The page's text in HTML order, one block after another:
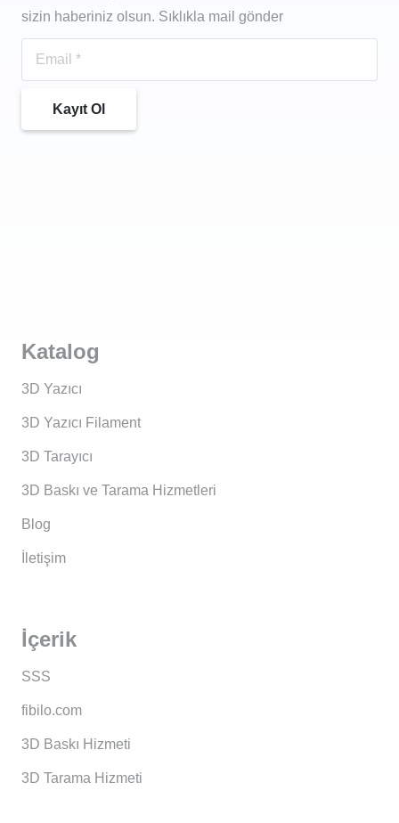
sizin haberiniz olsun. Sıklıkla mail gönder
Kayıt Ol
Katalog
3D Yazıcı
3D Yazıcı Filament
3D Tarayıcı
3D Baskı ve Tarama Hizmetleri
Blog
İletişim
İçerik
SSS
fibilo.com
3D Baskı Hizmeti
3D Tarama Hizmeti